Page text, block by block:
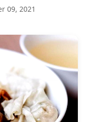
09, 2021